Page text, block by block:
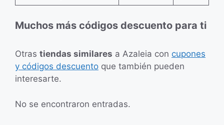
Muchos más códigos descuento para ti
Otras tiendas similares a Azaleia con cupones
y códigos descuento que también pueden
interesarte.
No se encontraron entradas.